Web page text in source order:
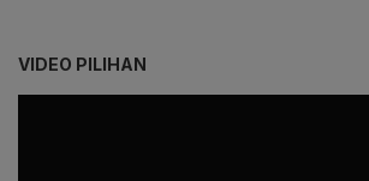
VIDEO PILIHAN